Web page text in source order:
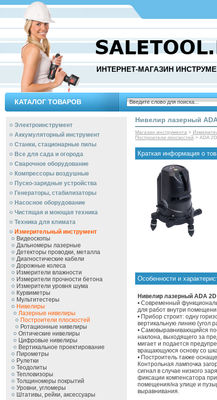
ИНТЕРНЕТ-МАГАЗИН
КАТАЛОГ ТОВАРОВ
Электроинструмент
Аккумуляторный инструмент
Станки, стационарные пилы
Все для сада и огорода
Сварочное оборудование
Компрессоры воздушные
Пуско-зарядные устройства
Генераторы, стабилизаторы
Насосное оборудование
Чистящая и моющая техника
Техника для климата
Измерительный инструмент
Видеоскопы
Дальномеры лазерные
Детекторы проводки, металла
Диагностические кабели
Дорожные колеса
Измерители влажности
Измерители прочности бетона
Измерители уровня шума
Курвиметры
Мультитестеры
Нивелиры
Лазерные нивелиры
Построители плоскостей
Ротационные нивелиры
Оптические нивелиры
Цифровые нивелиры
Вертикальное проектирование
Пирометры
Рулетки
Теодолиты
Тепловизоры
Толщиномеры покрытий
Уровни, угломеры
Штативы, рейки, аксессуары
Нивелир лазерный
Магазин инструмента >
Построители плоскостей > ADA
Краткая информация о
Особенности и
Нивелир лазерный ADA
• Современный
для работ внутри
• Прибор строит: одну
вертикальную линию (угол
• Самовыравнивающийся
наклона, выходящего за
мигает и подается
вращающуюся основу со
• Построитель также
Контрольная лампочка
сигнал в случае низкого
фиксации компенсатора
помещения/на улице и
выравнивания.